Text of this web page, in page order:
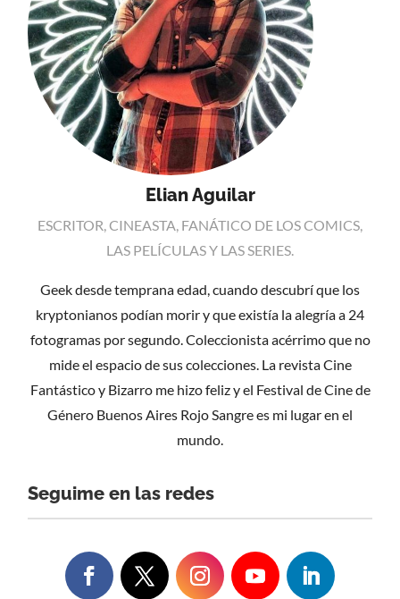
Elian Aguilar
ESCRITOR, CINEASTA, FANÁTICO DE LOS COMICS,
LAS PELÍCULAS Y LAS SERIES.
Geek desde temprana edad, cuando descubrí que los
kryptonianos podían morir y que existía la alegría a 24
fotogramas por segundo. Coleccionista acérrimo que no
mide el espacio de sus colecciones. La revista Cine
Fantástico y Bizarro me hizo feliz y el Festival de Cine de
Género Buenos Aires Rojo Sangre es mi lugar en el
mundo.
Seguime en las redes